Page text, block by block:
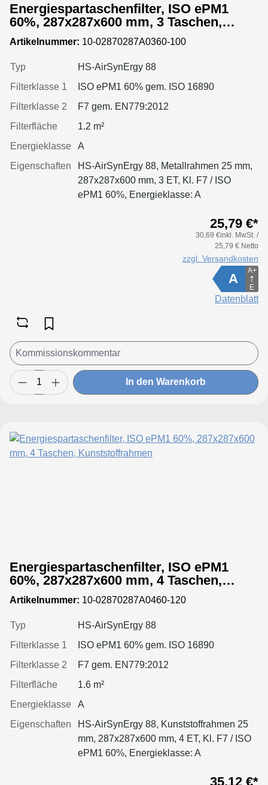
Energiespartaschenfilter, ISO ePM1
60%, 287x287x600 mm, 3 Taschen,
Metallrahmen
Artikelnummer: 10-02870287A0360-100
Typ
HS-AirSynErgy 88
Filterklasse 1
ISO ePM1 60% gem. ISO 16890
Filterklasse 2
F7 gem. EN779:2012
Filterfläche
1.2 m²
Energieklasse
A
Eigenschaften
HS-AirSynErgy 88, Metallrahmen 25 mm,
287x287x600 mm, 3 ET, Kl. F7 / ISO
ePM1 60%, Energieklasse: A
25,79 €*
30,69 €inkl. MwSt. /
25,79 € Netto
zzgl. Versandkosten
A
A+
E
Datenblatt
In den Warenkorb
Energiespartaschenfilter, ISO ePM1
60%, 287x287x600 mm, 4 Taschen,
Kunststoffrahmen
Artikelnummer: 10-02870287A0460-120
Typ
HS-AirSynErgy 88
Filterklasse 1
ISO ePM1 60% gem. ISO 16890
Filterklasse 2
F7 gem. EN779:2012
Filterfläche
1.6 m²
Energieklasse
A
Eigenschaften
HS-AirSynErgy 88, Kunststoffrahmen 25
mm, 287x287x600 mm, 4 ET, Kl. F7 / ISO
ePM1 60%, Energieklasse: A
35,12 €*